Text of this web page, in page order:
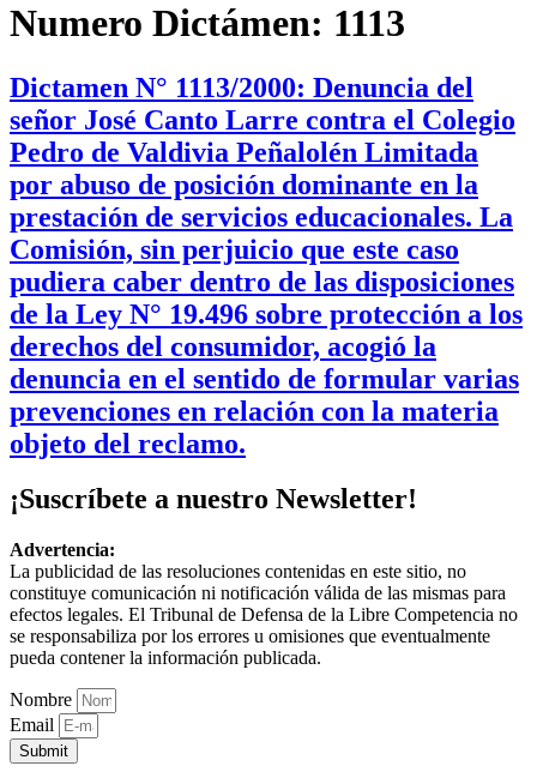
Numero Dictámen: 1113
Dictamen N° 1113/2000: Denuncia del
señor José Canto Larre contra el Colegio
Pedro de Valdivia Peñalolén Limitada
por abuso de posición dominante en la
prestación de servicios educacionales. La
Comisión, sin perjuicio que este caso
pudiera caber dentro de las disposiciones
de la Ley N° 19.496 sobre protección a los
derechos del consumidor, acogió la
denuncia en el sentido de formular varias
prevenciones en relación con la materia
objeto del reclamo.
¡Suscríbete a nuestro Newsletter!
Advertencia:
La publicidad de las resoluciones contenidas en este sitio, no
constituye comunicación ni notificación válida de las mismas para
efectos legales. El Tribunal de Defensa de la Libre Competencia no
se responsabiliza por los errores u omisiones que eventualmente
pueda contener la información publicada.
Nombre
Email
Submit